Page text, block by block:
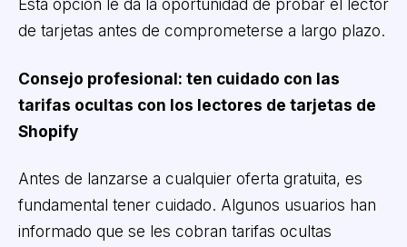
Esta opción le da la oportunidad de probar el lector
de tarjetas antes de comprometerse a largo plazo.
Consejo profesional: ten cuidado con las
tarifas ocultas con los lectores de tarjetas de
Shopify
Antes de lanzarse a cualquier oferta gratuita, es
fundamental tener cuidado. Algunos usuarios han
informado que se les cobran tarifas ocultas